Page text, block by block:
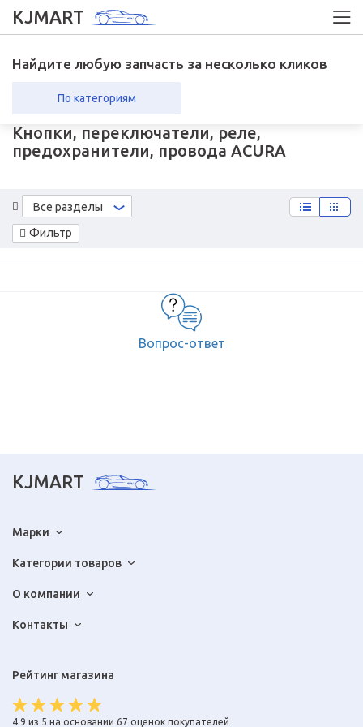
KJMART
в регионы Возврат
Найдите любую запчасть за несколько кликов
По категориям
Кнопки, переключатели, реле,
предохранители, провода ACURA
Фильтр
Все разделы
Вопрос-ответ
KJMART
Марки
Категории товаров
О компании
Контакты
Рейтинг магазина
4.9 из 5 на основании 67 оценок покупателей